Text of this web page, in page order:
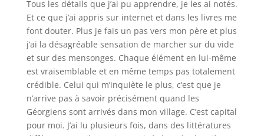
Tous les détails que j’ai pu apprendre, je les ai notés.
Et ce que j’ai appris sur internet et dans les livres me
font douter. Plus je fais un pas vers mon père et plus
j’ai la désagréable sensation de marcher sur du vide
et sur des mensonges. Chaque élément en lui-même
est vraisemblable et en même temps pas totalement
crédible. Celui qui m’inquiète le plus, c’est que je
n’arrive pas à savoir précisément quand les
Géorgiens sont arrivés dans mon village. C’est capital
pour moi. J’ai lu plusieurs fois, dans des littératures